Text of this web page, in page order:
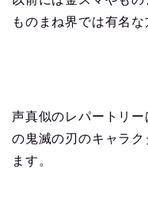
ものまね界では有名な
声真似のレパートリ
の鬼滅の刃のキャラ
ます。